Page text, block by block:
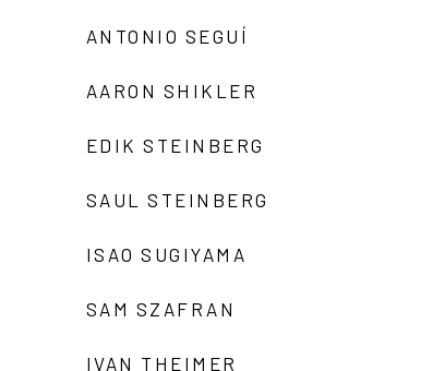
ANTONIO SEGUÍ
AARON SHIKLER
EDIK STEINBERG
SAUL STEINBERG
ISAO SUGIYAMA
SAM SZAFRAN
IVAN THEIMER